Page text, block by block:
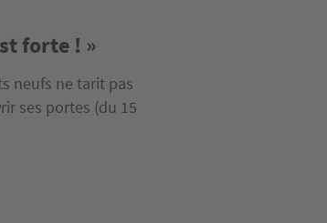
forte ! »
neufs ne tarit pas
ses portes (du 15